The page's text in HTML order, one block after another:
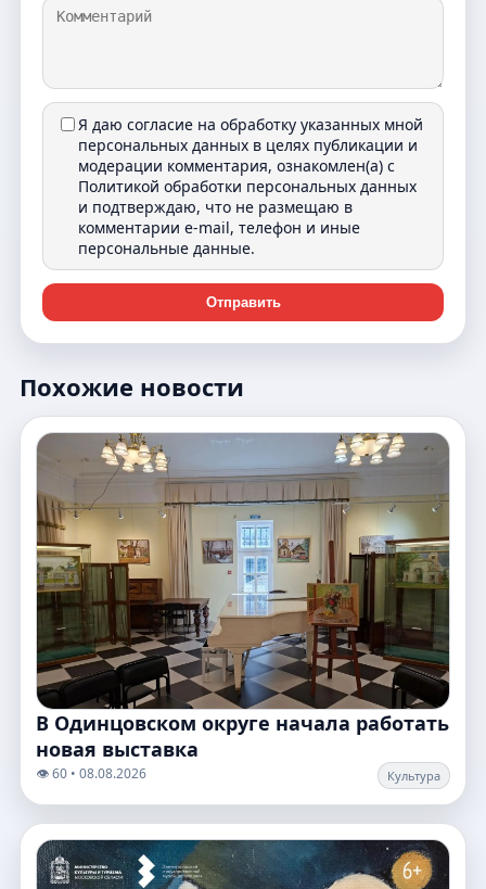
Я даю согласие на обработку указанных мной
персональных данных в целях публикации и
модерации комментария, ознакомлен(а) с
Политикой обработки персональных данных
и подтверждаю, что не размещаю в
комментарии e-mail, телефон и иные
персональные данные.
Отправить
Похожие новости
В Одинцовском округе начала работать
новая выставка
👁️ 60 • 08.08.2026 Культура